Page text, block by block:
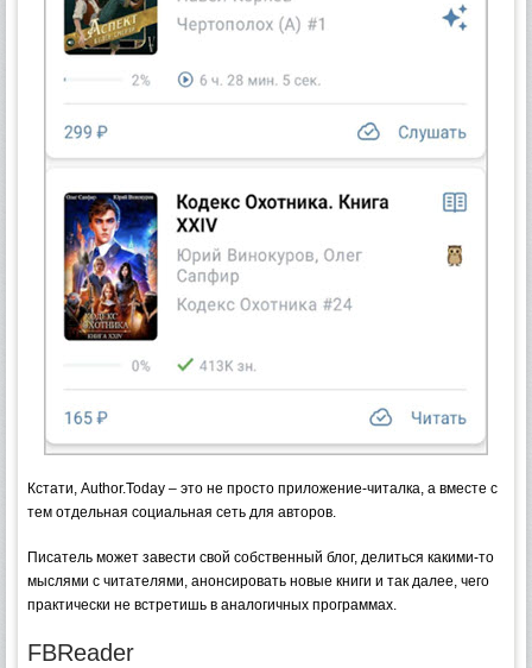
Кстати, Author.Today – это не просто приложение-читалка, а вместе с
тем отдельная социальная сеть для авторов.
Писатель может завести свой собственный блог, делиться какими-то
мыслями с читателями, анонсировать новые книги и так далее, чего
практически не встретишь в аналогичных программах.
FBReader